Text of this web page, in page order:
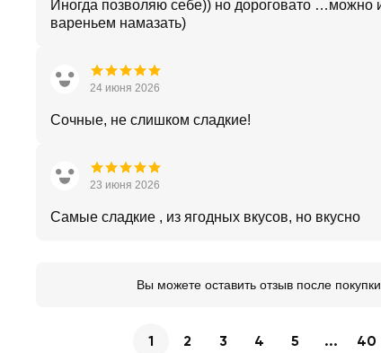
Иногда позволяю себе)) но дороговато …можно
вареньем намазать)
24 июня 2026
Сочные, не слишком сладкие!
23 июня 2026
Самые сладкие , из ягодных вкусов, но вкусно
Вы можете оставить отзыв после покупки
1 2 3 4 5 ... 40